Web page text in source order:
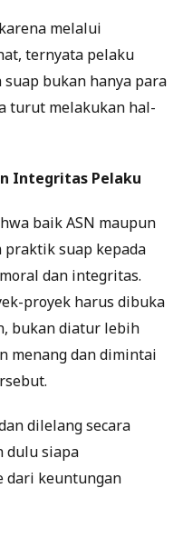
melalui
ternyata pelaku
bukan hanya para
turut melakukan hal-
Integritas Pelaku
baik ASN maupun
suap kepada
dan integritas.
proyek harus dibuka
bukan diatur lebih
menang dan dimintai
dilelang secara
dulu siapa
dari keuntungan